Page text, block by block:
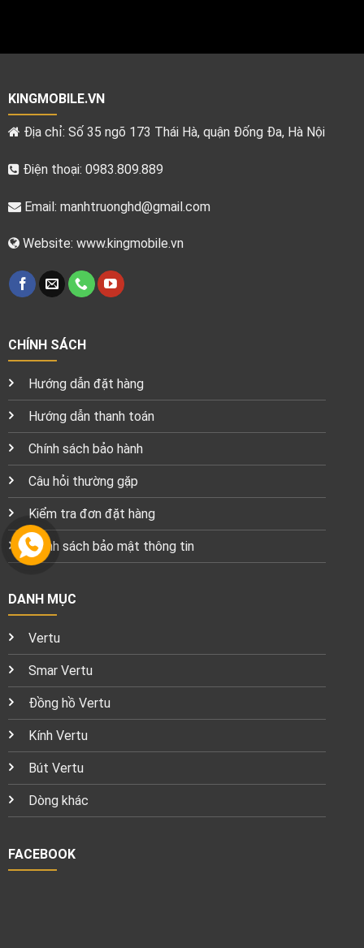
KINGMOBILE.VN
Địa chỉ: Số 35 ngõ 173 Thái Hà, quận Đống Đa, Hà Nội
Điện thoại: 0983.809.889
Email: manhtruonghd@gmail.com
Website: www.kingmobile.vn
CHÍNH SÁCH
Hướng dẫn đặt hàng
Hướng dẫn thanh toán
Chính sách bảo hành
Câu hỏi thường gặp
Kiểm tra đơn đặt hàng
Chính sách bảo mật thông tin
DANH MỤC
Vertu
Smar Vertu
Đồng hồ Vertu
Kính Vertu
Bút Vertu
Dòng khác
FACEBOOK